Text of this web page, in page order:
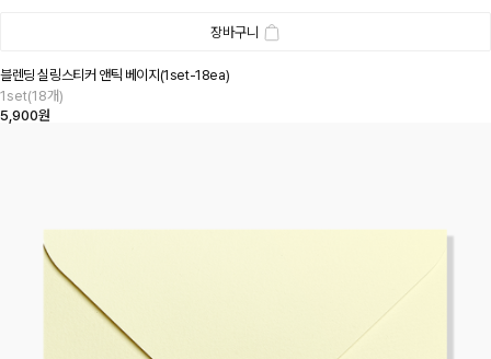
장바구니
블렌딩 실링스티커 앤틱 베이지(1set-18ea)
1set(18개)
5,900원